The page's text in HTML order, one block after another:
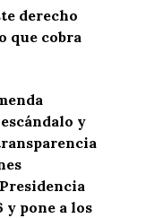
derecho
que cobra
y
y pone a los